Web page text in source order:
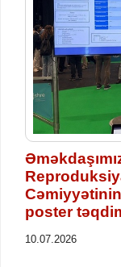
poster
10.07.2026